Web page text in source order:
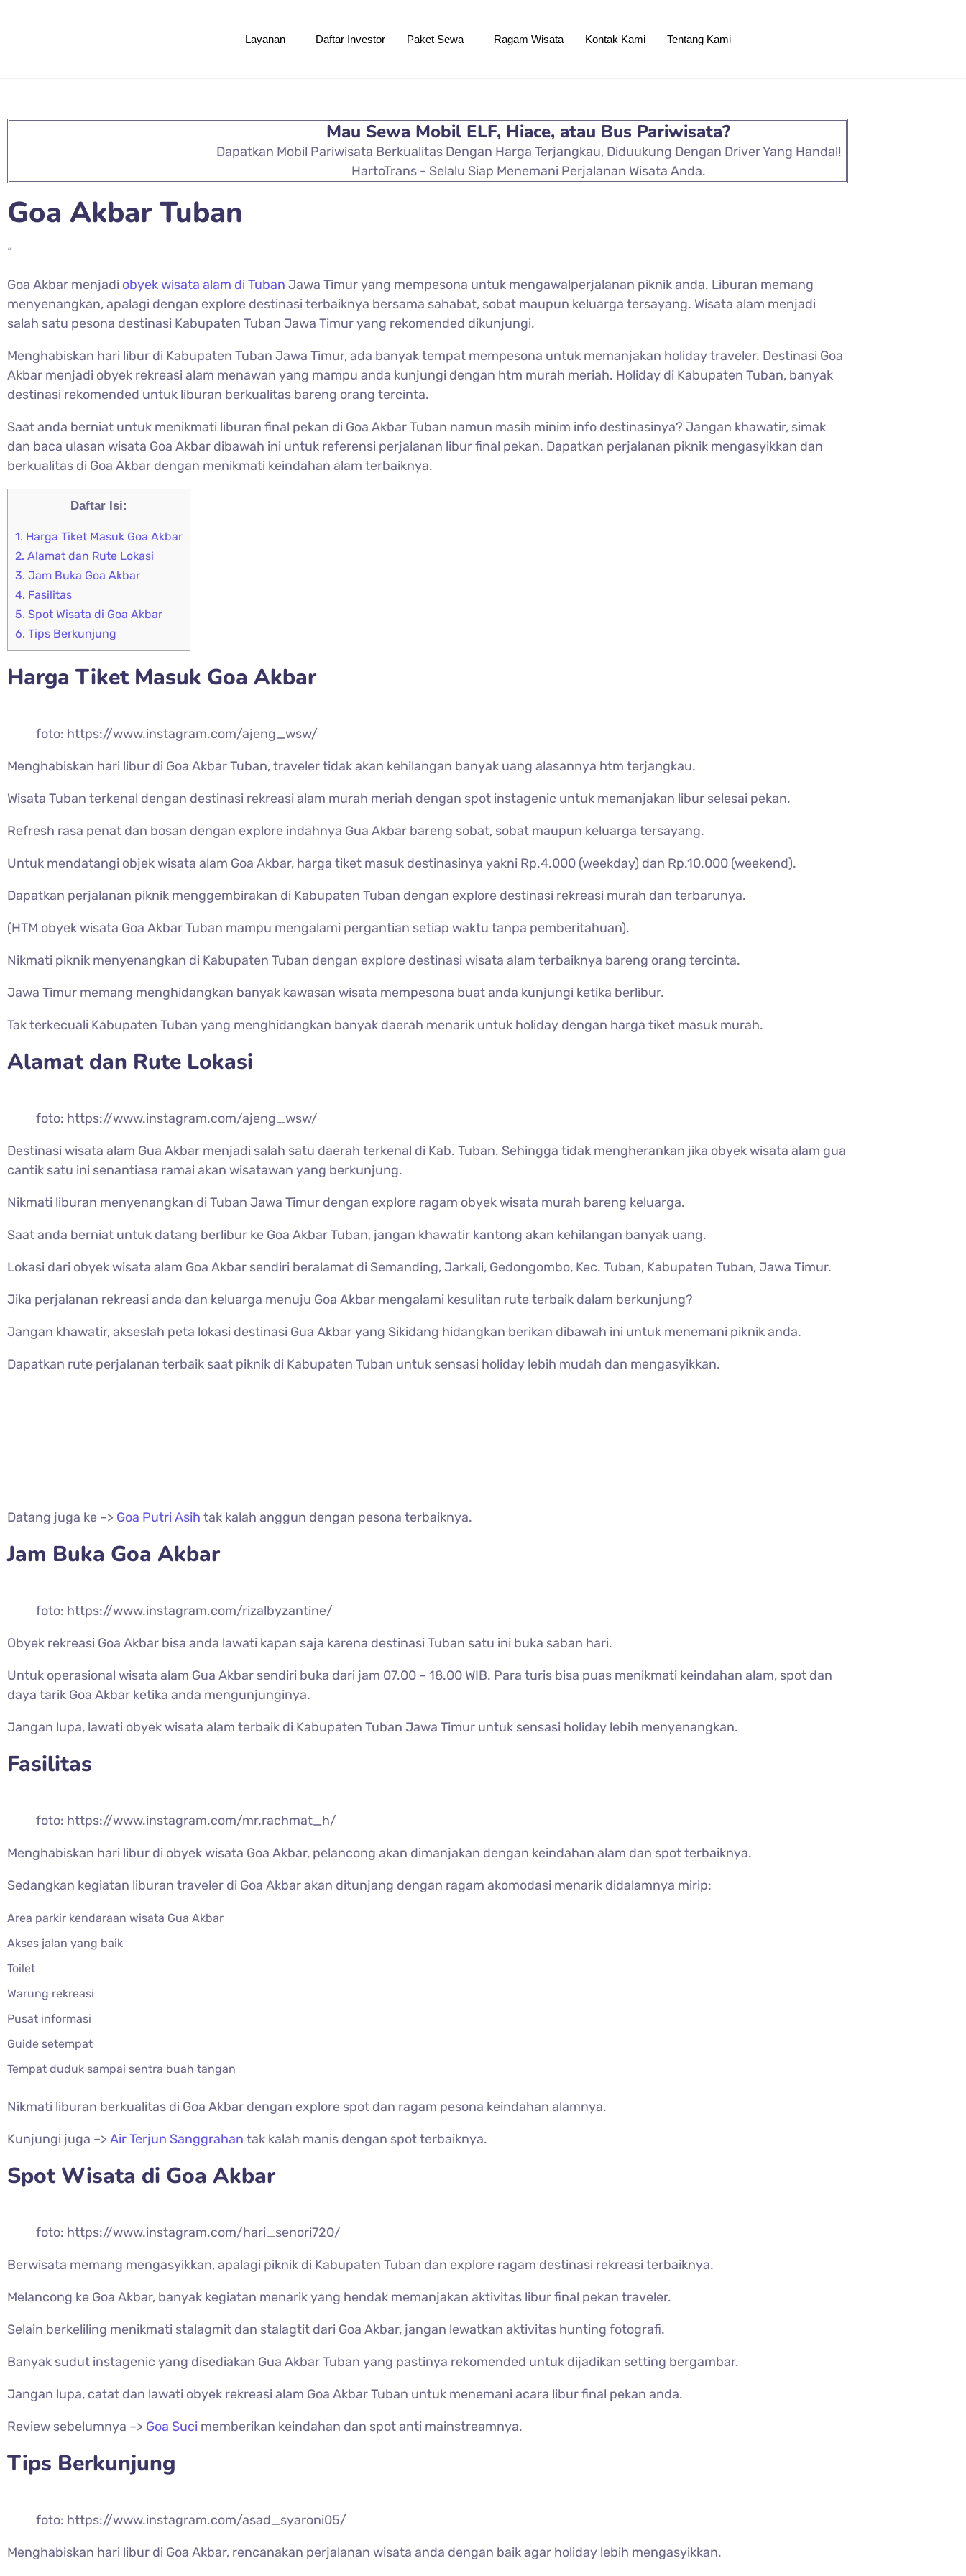
Layanan Daftar Investor Paket Sewa Ragam Wisata Kontak Kami Tentang Kami
Mau Sewa Mobil ELF, Hiace, atau Bus Pariwisata?
Dapatkan Mobil Pariwisata Berkualitas Dengan Harga Terjangkau, Diduukung Dengan Driver Yang Handal!
HartoTrans - Selalu Siap Menemani Perjalanan Wisata Anda.
Goa Akbar Tuban
“
Goa Akbar menjadi obyek wisata alam di Tuban Jawa Timur yang mempesona untuk mengawalperjalanan piknik anda. Liburan memang
menyenangkan, apalagi dengan explore destinasi terbaiknya bersama sahabat, sobat maupun keluarga tersayang. Wisata alam menjadi
salah satu pesona destinasi Kabupaten Tuban Jawa Timur yang rekomended dikunjungi.
Menghabiskan hari libur di Kabupaten Tuban Jawa Timur, ada banyak tempat mempesona untuk memanjakan holiday traveler. Destinasi Goa
Akbar menjadi obyek rekreasi alam menawan yang mampu anda kunjungi dengan htm murah meriah. Holiday di Kabupaten Tuban, banyak
destinasi rekomended untuk liburan berkualitas bareng orang tercinta.
Saat anda berniat untuk menikmati liburan final pekan di Goa Akbar Tuban namun masih minim info destinasinya? Jangan khawatir, simak
dan baca ulasan wisata Goa Akbar dibawah ini untuk referensi perjalanan libur final pekan. Dapatkan perjalanan piknik mengasyikkan dan
berkualitas di Goa Akbar dengan menikmati keindahan alam terbaiknya.
Daftar Isi:
1. Harga Tiket Masuk Goa Akbar
2. Alamat dan Rute Lokasi
3. Jam Buka Goa Akbar
4. Fasilitas
5. Spot Wisata di Goa Akbar
6. Tips Berkunjung
Harga Tiket Masuk Goa Akbar
foto: https://www.instagram.com/ajeng_wsw/
Menghabiskan hari libur di Goa Akbar Tuban, traveler tidak akan kehilangan banyak uang alasannya htm terjangkau.
Wisata Tuban terkenal dengan destinasi rekreasi alam murah meriah dengan spot instagenic untuk memanjakan libur selesai pekan.
Refresh rasa penat dan bosan dengan explore indahnya Gua Akbar bareng sobat, sobat maupun keluarga tersayang.
Untuk mendatangi objek wisata alam Goa Akbar, harga tiket masuk destinasinya yakni Rp.4.000 (weekday) dan Rp.10.000 (weekend).
Dapatkan perjalanan piknik menggembirakan di Kabupaten Tuban dengan explore destinasi rekreasi murah dan terbarunya.
(HTM obyek wisata Goa Akbar Tuban mampu mengalami pergantian setiap waktu tanpa pemberitahuan).
Nikmati piknik menyenangkan di Kabupaten Tuban dengan explore destinasi wisata alam terbaiknya bareng orang tercinta.
Jawa Timur memang menghidangkan banyak kawasan wisata mempesona buat anda kunjungi ketika berlibur.
Tak terkecuali Kabupaten Tuban yang menghidangkan banyak daerah menarik untuk holiday dengan harga tiket masuk murah.
Alamat dan Rute Lokasi
foto: https://www.instagram.com/ajeng_wsw/
Destinasi wisata alam Gua Akbar menjadi salah satu daerah terkenal di Kab. Tuban. Sehingga tidak mengherankan jika obyek wisata alam gua
cantik satu ini senantiasa ramai akan wisatawan yang berkunjung.
Nikmati liburan menyenangkan di Tuban Jawa Timur dengan explore ragam obyek wisata murah bareng keluarga.
Saat anda berniat untuk datang berlibur ke Goa Akbar Tuban, jangan khawatir kantong akan kehilangan banyak uang.
Lokasi dari obyek wisata alam Goa Akbar sendiri beralamat di Semanding, Jarkali, Gedongombo, Kec. Tuban, Kabupaten Tuban, Jawa Timur.
Jika perjalanan rekreasi anda dan keluarga menuju Goa Akbar mengalami kesulitan rute terbaik dalam berkunjung?
Jangan khawatir, akseslah peta lokasi destinasi Gua Akbar yang Sikidang hidangkan berikan dibawah ini untuk menemani piknik anda.
Dapatkan rute perjalanan terbaik saat piknik di Kabupaten Tuban untuk sensasi holiday lebih mudah dan mengasyikkan.
Datang juga ke –> Goa Putri Asih tak kalah anggun dengan pesona terbaiknya.
Jam Buka Goa Akbar
foto: https://www.instagram.com/rizalbyzantine/
Obyek rekreasi Goa Akbar bisa anda lawati kapan saja karena destinasi Tuban satu ini buka saban hari.
Untuk operasional wisata alam Gua Akbar sendiri buka dari jam 07.00 – 18.00 WIB. Para turis bisa puas menikmati keindahan alam, spot dan
daya tarik Goa Akbar ketika anda mengunjunginya.
Jangan lupa, lawati obyek wisata alam terbaik di Kabupaten Tuban Jawa Timur untuk sensasi holiday lebih menyenangkan.
Fasilitas
foto: https://www.instagram.com/mr.rachmat_h/
Menghabiskan hari libur di obyek wisata Goa Akbar, pelancong akan dimanjakan dengan keindahan alam dan spot terbaiknya.
Sedangkan kegiatan liburan traveler di Goa Akbar akan ditunjang dengan ragam akomodasi menarik didalamnya mirip:
Area parkir kendaraan wisata Gua Akbar
Akses jalan yang baik
Toilet
Warung rekreasi
Pusat informasi
Guide setempat
Tempat duduk sampai sentra buah tangan
Nikmati liburan berkualitas di Goa Akbar dengan explore spot dan ragam pesona keindahan alamnya.
Kunjungi juga –>Air Terjun Sanggrahan tak kalah manis dengan spot terbaiknya.
Spot Wisata di Goa Akbar
foto: https://www.instagram.com/hari_senori720/
Berwisata memang mengasyikkan, apalagi piknik di Kabupaten Tuban dan explore ragam destinasi rekreasi terbaiknya.
Melancong ke Goa Akbar, banyak kegiatan menarik yang hendak memanjakan aktivitas libur final pekan traveler.
Selain berkeliling menikmati stalagmit dan stalagtit dari Goa Akbar, jangan lewatkan aktivitas hunting fotografi.
Banyak sudut instagenic yang disediakan Gua Akbar Tuban yang pastinya rekomended untuk dijadikan setting bergambar.
Jangan lupa, catat dan lawati obyek rekreasi alam Goa Akbar Tuban untuk menemani acara libur final pekan anda.
Review sebelumnya –> Goa Suci memberikan keindahan dan spot anti mainstreamnya.
Tips Berkunjung
foto: https://www.instagram.com/asad_syaroni05/
Menghabiskan hari libur di Goa Akbar, rencanakan perjalanan wisata anda dengan baik agar holiday lebih mengasyikkan.